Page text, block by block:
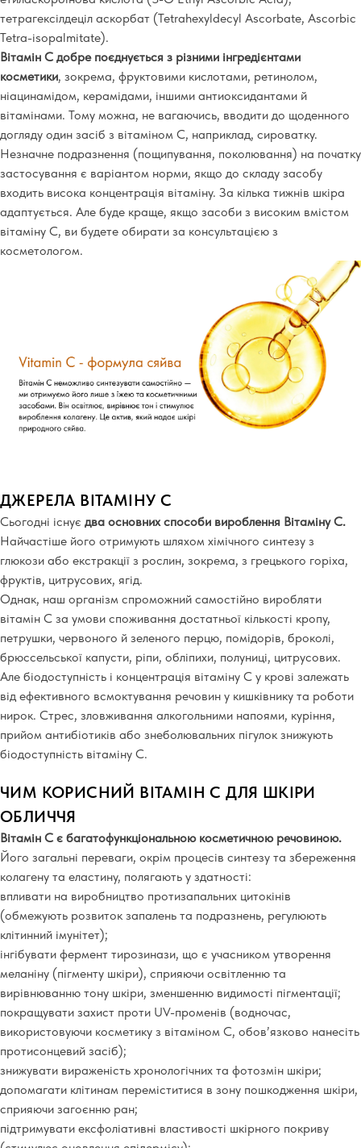
тетрагексілдеціл аскорбат (Tetrahexyldecyl Аscorbate, Ascorbic
Tetra-isopalmitate).
Вітамін С добре поєднується з різними інгредієнтами
косметики, зокрема, фруктовими кислотами, ретинолом,
ніацинамідом, керамідами, іншими антиоксидантами й
вітамінами. Тому можна, не вагаючись, вводити до щоденного
догляду один засіб з вітаміном С, наприклад, сироватку.
Незначне подразнення (пощипування, поколювання) на початку
застосування є варіантом норми, якщо до складу засобу
входить висока концентрація вітаміну. За кілька тижнів шкіра
адаптується. Але буде краще, якщо засоби з високим вмістом
вітаміну С, ви будете обирати за консультацією з
косметологом.
ДЖЕРЕЛА ВІТАМІНУ С
Сьогодні існує два основних способи вироблення Вітаміну С.
Найчастіше його отримують шляхом хімічного синтезу з
глюкози або екстракції з рослин, зокрема, з грецького горіха,
фруктів, цитрусових, ягід.
Однак, наш організм спроможний самостійно виробляти
вітамін С за умови споживання достатньої кількості кропу,
петрушки, червоного й зеленого перцю, помідорів, броколі,
брюссельської капусти, ріпи, обліпихи, полуниці, цитрусових.
Але біодоступність і концентрація вітаміну С у крові залежать
від ефективного всмоктування речовин у кишківнику та роботи
нирок. Стрес, зловживання алкогольними напоями, куріння,
прийом антибіотиків або знеболювальних пігулок знижують
біодоступність вітаміну С.
ЧИМ КОРИСНИЙ ВІТАМІН С ДЛЯ ШКІРИ
ОБЛИЧЧЯ
Вітамін С є багатофункціональною косметичною речовиною.
Його загальні переваги, окрім процесів синтезу та збереження
колагену та еластину, полягають у здатності:
впливати на виробництво протизапальних цитокінів
(обмежують розвиток запалень та подразнень, регулюють
клітинний імунітет);
інгібувати фермент тирозинази, що є учасником утворення
меланіну (пігменту шкіри), сприяючи освітленню та
вирівнюванню тону шкіри, зменшенню видимості пігментації;
покращувати захист проти UV-променів (водночас,
використовуючи косметику з вітаміном С, обов’язково нанесіть
протисонцевий засіб);
знижувати вираженість хронологічних та фотозмін шкіри;
допомагати клітинам переміститися в зону пошкодження шкіри,
сприяючи загоєнню ран;
підтримувати ексфоліативні властивості шкірного покриву